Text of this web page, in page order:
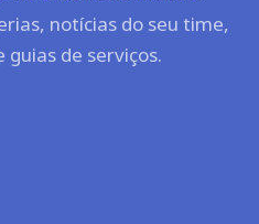
notícias do seu time,
de serviços.